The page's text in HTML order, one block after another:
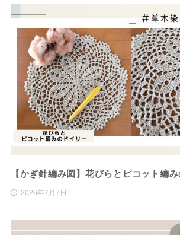
【かぎ針編み図】花びらとピコット編
2026年7月7日